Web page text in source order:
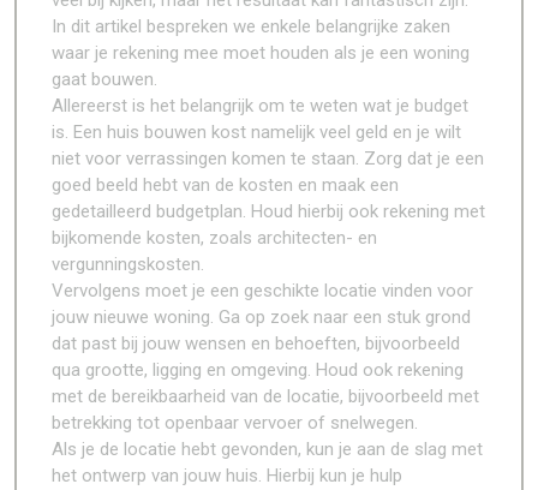
In dit artikel bespreken we enkele belangrijke zaken
waar je rekening mee moet houden als je een woning
gaat bouwen.
Allereerst is het belangrijk om te weten wat je budget
is. Een huis bouwen kost namelijk veel geld en je wilt
niet voor verrassingen komen te staan. Zorg dat je een
goed beeld hebt van de kosten en maak een
gedetailleerd budgetplan. Houd hierbij ook rekening met
bijkomende kosten, zoals architecten- en
vergunningskosten.
Vervolgens moet je een geschikte locatie vinden voor
jouw nieuwe woning. Ga op zoek naar een stuk grond
dat past bij jouw wensen en behoeften, bijvoorbeeld
qua grootte, ligging en omgeving. Houd ook rekening
met de bereikbaarheid van de locatie, bijvoorbeeld met
betrekking tot openbaar vervoer of snelwegen.
Als je de locatie hebt gevonden, kun je aan de slag met
het ontwerp van jouw huis. Hierbij kun je hulp